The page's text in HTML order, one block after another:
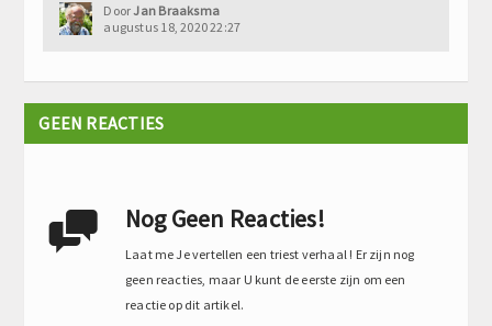
DoorJan Braaksma
augustus 18, 2020 22:27
GEEN REACTIES
 Nog Geen Reacties!
Laat me Je vertellen een triest verhaal ! Er zijn nog
geen reacties, maar U kunt de eerste zijn om een
reactie op dit artikel.